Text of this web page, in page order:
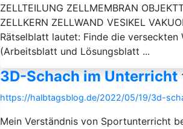
ZELLTEILUNG ZELLMEMBRAN
ZELLKERN ZELLWAND VESIKEL
Rätselblatt lautet: Finde die
(Arbeitsblatt und Lösungsblatt ...
3D-Schach im Unterricht
https://halbtagsblog.de/2022/05/19/3d-
Mein Verständnis von Sportunterricht